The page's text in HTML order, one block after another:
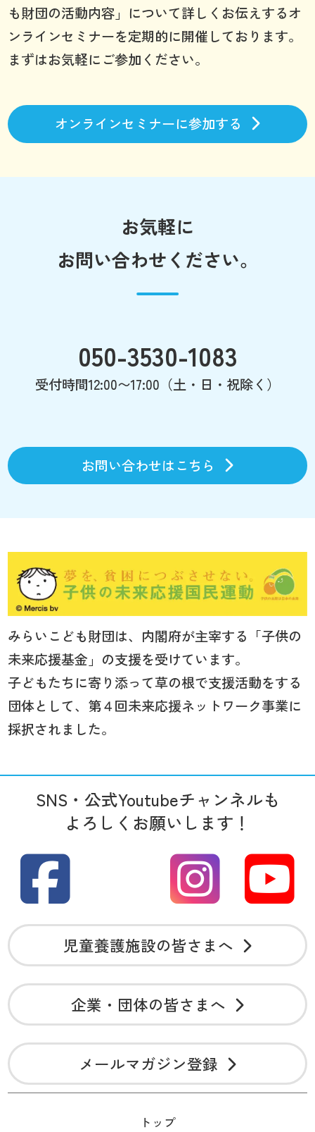
も財団の活動内容」について詳しくお伝えするオ
ンラインセミナーを定期的に開催しております。
まずはお気軽にご参加ください。
オンラインセミナーに参加する
お気軽に
お問い合わせください。
050-3530-1083
受付時間12:00〜17:00（土・日・祝除く）
お問い合わせはこちら
みらいこども財団は、内閣府が主宰する「子供の
未来応援基金」の支援を受けています。
子どもたちに寄り添って草の根で支援活動をする
団体として、第４回未来応援ネットワーク事業に
採択されました。
SNS・公式Youtubeチャンネルも
よろしくお願いします！
児童養護施設の皆さまへ
企業・団体の皆さまへ
メールマガジン登録
トップ